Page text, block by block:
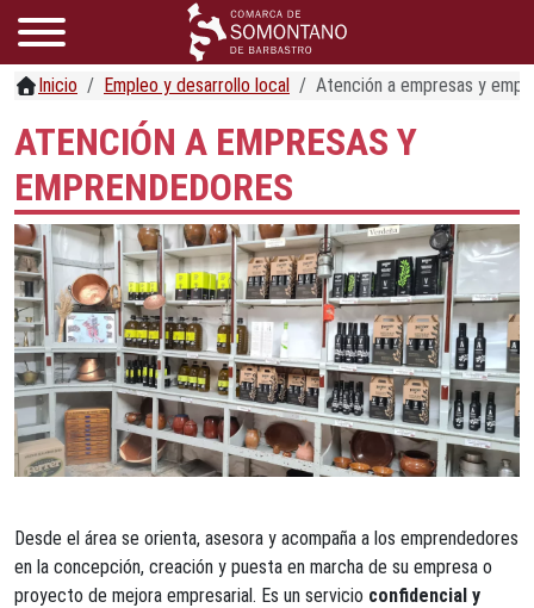
Inicio Empleo y desarrollo local Atención a empresas y
ATENCIÓN A EMPRESAS Y
EMPRENDEDORES
Desde el área se orienta, asesora y acompaña a los emprendedores
en la concepción, creación y puesta en marcha de su empresa o
proyecto de mejora empresarial. Es un servicio confidencial y